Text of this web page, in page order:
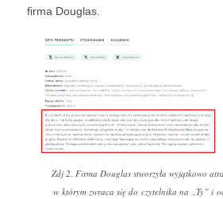
firma Douglas.
Zdj 2. Firma Douglas stworzyła wyjątkowo
w którym zwraca się do czytelnika na „Ty” i